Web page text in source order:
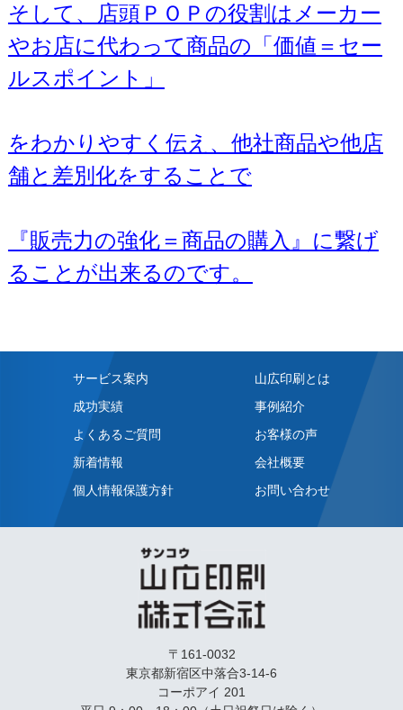
そして、店頭ＰＯＰの役割はメーカー
やお店に代わって商品の「価値＝セー
ルスポイント」
をわかりやすく伝え、他社商品や他店
舗と差別化をすることで
『販売力の強化＝商品の購入』に繋げ
ることが出来るのです。
サービス案内
成功実績
よくあるご質問
新着情報
個人情報保護方針
山広印刷とは
事例紹介
お客様の声
会社概要
お問い合わせ
〒161-0032
東京都新宿区中落合3-14-6
コーポアイ 201